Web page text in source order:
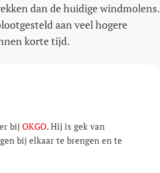
dan de huidige windmolens.
aan veel hogere
korte tijd.
bijOKGO. Hij is gek van
bij elkaar te brengen en te